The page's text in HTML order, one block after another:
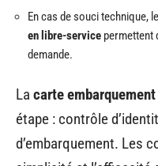
En cas de souci technique,
en libre-service permettent
demande.
La carte
étape : contrôle
d’embarquement. Les